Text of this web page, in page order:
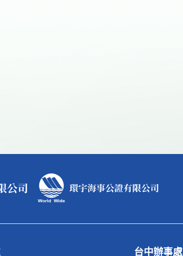
台中辦事處